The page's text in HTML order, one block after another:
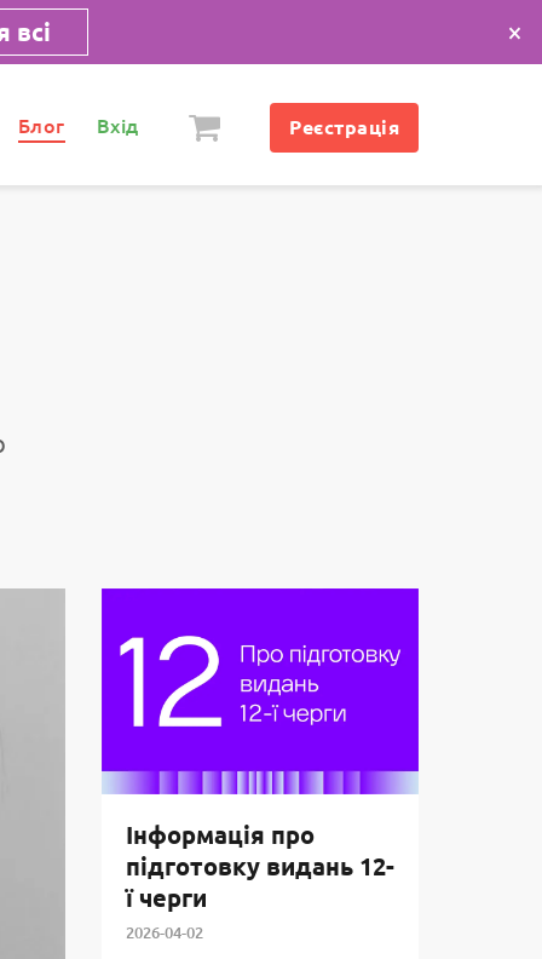
всі ×
Блог Вхід Реєстрація
Інформація про
підготовку видань 12-
ї черги
2026-04-02